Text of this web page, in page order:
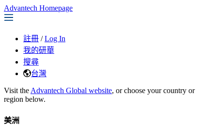
Advantech Homepage
註冊 / Log In
我的研華
搜尋
台灣
Visit the Advantech Global website, or choose your country or
region below.
美洲